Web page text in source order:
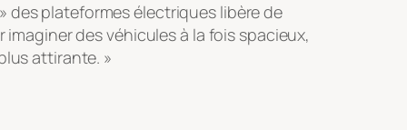
des plateformes électriques libère de
des véhicules à la fois spacieux,
attirante. »